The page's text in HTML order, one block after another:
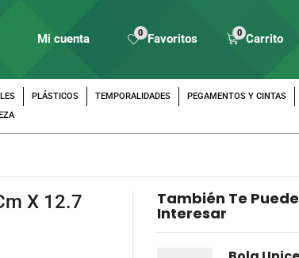
Mi cuenta 0 Favoritos 0 Carrito
PLÁSTICOS TEMPORALIDADES PEGAMENTOS Y CINTAS
X 12.7
También Te Puede
Interesar